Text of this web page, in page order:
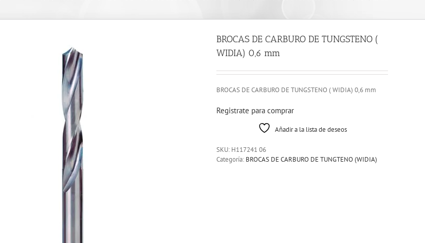
BROCAS DE CARBURO DE TUNGSTENO (
WIDIA) 0,6 mm
BROCAS DE CARBURO DE TUNGSTENO ( WIDIA) 0,6 mm
Registrate para comprar
Añadir a la lista de deseos
SKU: H117241 06
Categoría: BROCAS DE CARBURO DE TUNGTENO (WIDIA)